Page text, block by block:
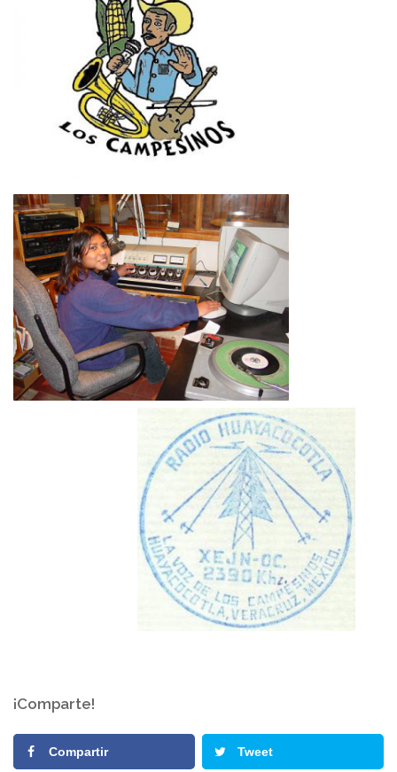
¡Comparte!
Compartir Tweet